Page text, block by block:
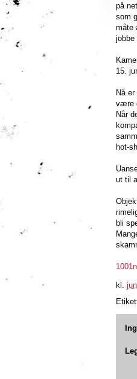
på
som
måte
jobbe
15.
Nå
være
Når
hot-
ut til
bli
kl.